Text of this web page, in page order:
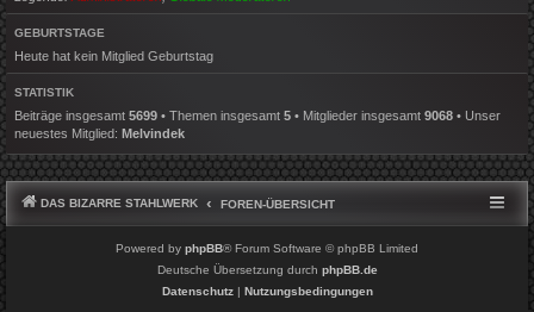
GEBURTSTAGE
Heute hat kein Mitglied Geburtstag
STATISTIK
Beiträge insgesamt 5699 • Themen insgesamt 5 • Mitglieder insgesamt 9068 • Unser
neuestes Mitglied: Melvindek
DAS BIZARRE STAHLWERK FOREN-ÜBERSICHT
Powered by phpBB® Forum Software © phpBB Limited
Deutsche Übersetzung durch phpBB.de
Datenschutz| Nutzungsbedingungen